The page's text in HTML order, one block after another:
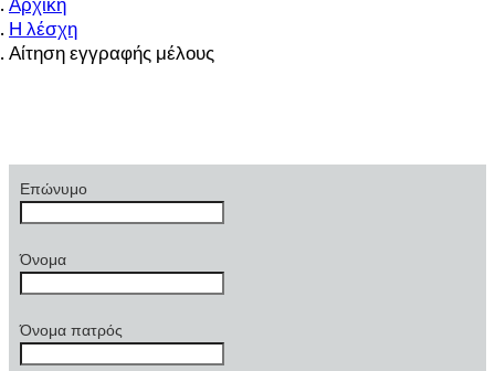
Η λέσχη
Αίτηση εγγραφής μέλους
Επώνυμο
Όνομα
Όνομα πατρός